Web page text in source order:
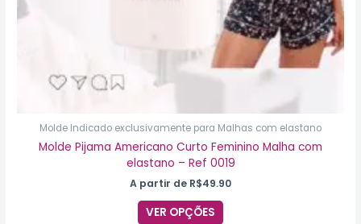
Molde Indicado exclusivamente para Malhas com elastano
Molde Pijama Americano Curto Feminino Malha com
elastano – Ref 0019
A partir de R$49.90
VER OPÇÕES